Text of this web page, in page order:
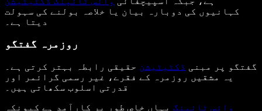
کہانیوں کی دوبارہ بیان یا خلاصہ بولنے کی سہولت
دیتا ہے۔
روزمرہ گفتگو
گفتگو پر مبنی ڈکٹیٹیشن حقیقی رابطہ بہتر کرتی ہے۔
یہ مشقیں روزمرہ کے فقرے، غیر رسمی گرائمر اور
قدرتی اسلوب سکھاتی ہیں۔
وائس ٹائپنگ یہاں خاص طور پر کارآمد ہے کیونکہ